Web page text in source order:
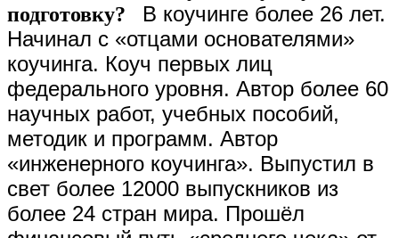
подготовку?
В коучинге более 26 лет.
Начинал с «отцами основателями»
коучинга. Коуч первых лиц
федерального уровня. Автор более 60
научных работ, учебных пособий,
методик и программ. Автор
«инженерного коучинга». Выпустил в
свет более 12000 выпускников из
более 24 стран мира. Прошёл